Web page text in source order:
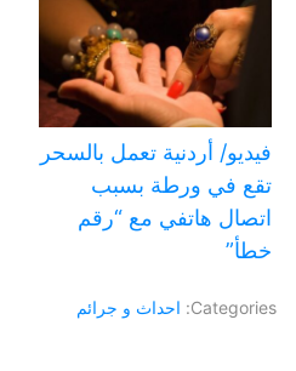
فيديو/ أردنية تعمل بالسحر
تقع في ورطة بسبب
اتصال هاتفي مع “رقم
خطأ”
Categories: احداث و جرائم